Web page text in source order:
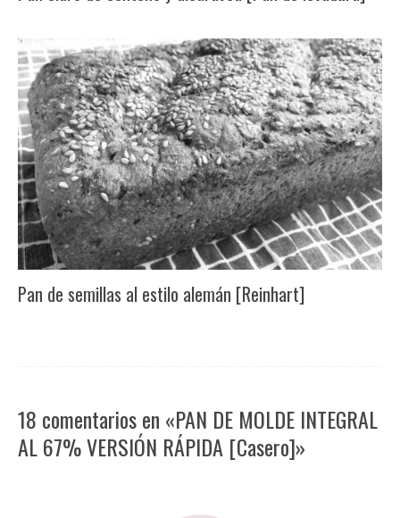
Pan de semillas al estilo alemán [Reinhart]
18 comentarios en «PAN DE MOLDE INTEGRAL
AL 67% VERSIÓN RÁPIDA [Casero]»